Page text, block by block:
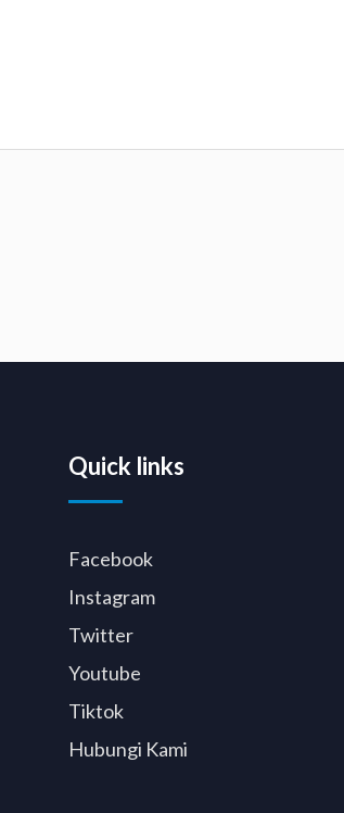
Quick links
Facebook
Instagram
Twitter
Youtube
Tiktok
Hubungi Kami